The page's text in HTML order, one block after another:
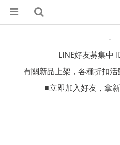
-
LINE好友募集中
有關新品上架，各種折扣
■立即加入好友，拿